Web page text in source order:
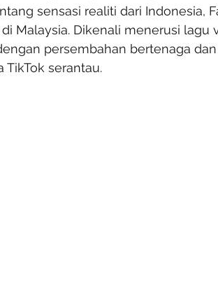
sensasi realiti dari Indonesia,
Malaysia. Dikenali menerusi lagu
persembahan bertenaga
serantau.